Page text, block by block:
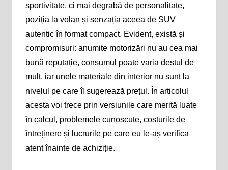
sportivitate, ci mai degrabă de personalitate,
poziția la volan și senzația aceea de SUV
autentic în format compact. Evident, există și
compromisuri: anumite motorizări nu au cea mai
bună reputație, consumul poate varia destul de
mult, iar unele materiale din interior nu sunt la
nivelul pe care îl sugerează prețul. În articolul
acesta voi trece prin versiunile care merită luate
în calcul, problemele cunoscute, costurile de
întreținere și lucrurile pe care eu le-aș verifica
atent înainte de achiziție.